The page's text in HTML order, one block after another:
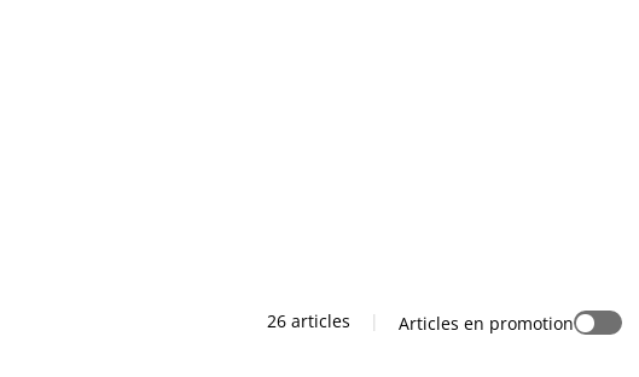
26 articles | Articles en promotion